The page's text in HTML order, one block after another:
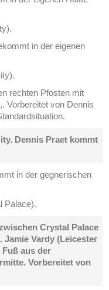
in der eigenen
rechten Pfosten mit
Vorbereitet von Dennis
Dennis Praet kommt
in der gegnerischen
Palace).
Crystal Palace
Jamie Vardy (Leicester
aus der
Vorbereitet von